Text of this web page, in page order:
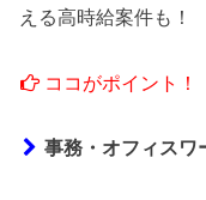
える高時給案件も！
ココがポイント！
事務・オフィスワ